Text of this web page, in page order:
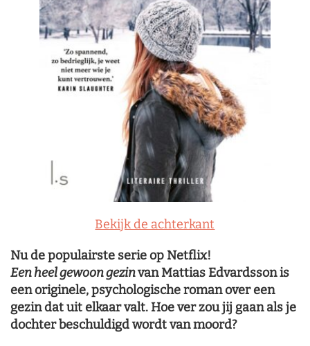
Bekijk de achterkant
Nu de populairste serie op Netflix!
Een heel gewoon gezinvan Mattias Edvardsson is
een originele, psychologische roman over een
gezin dat uit elkaar valt. Hoe ver zou jij gaan als je
dochter beschuldigd wordt van moord?